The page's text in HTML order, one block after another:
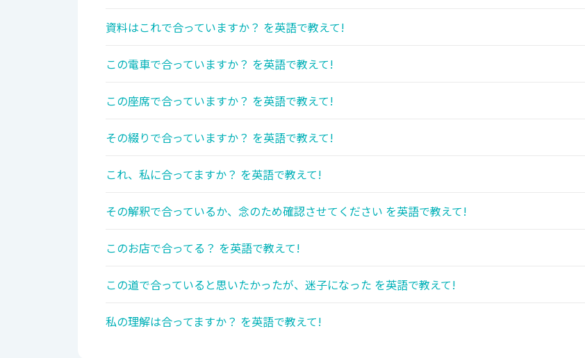
資料はこれで合っていますか？ を英語で教えて!
この電車で合っていますか？ を英語で教えて!
この座席で合っていますか？ を英語で教えて!
その綴りで合っていますか？ を英語で教えて!
これ、私に合ってますか？ を英語で教えて!
その解釈で合っているか、念のため確認させてください を英語で教えて!
このお店で合ってる？ を英語で教えて!
この道で合っていると思いたかったが、迷子になった を英語で教えて!
私の理解は合ってますか？ を英語で教えて!